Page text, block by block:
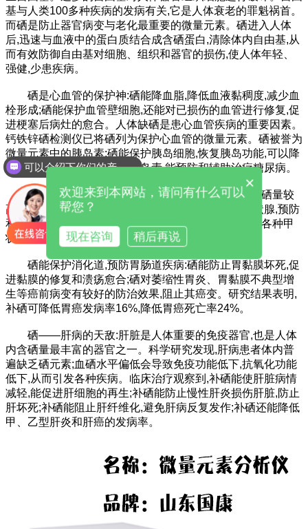
基与人类100多种疾病的发病有关,它是人体衰老的罪魁祸首。
而硒是防止器官病变与老化最重要的微量元素。硒进入人体
后,迅速与血液中的蛋白质结合成含硒蛋白,清除体内自由基,从
而有效防御自由基对细胞、组织和器官的损伤,使人体年轻、
强健,少患疾病。
硒是心血管的保护神:硒能降血脂,降低血液黏稠度,减少血
栓形成;硒能保护血管壁细胞,还能对已损伤的血管进行修复,促
进梗塞后病灶的愈合。人体缺硒是患心血管疾病的重要因素。
钙铁锌硒检测仪已将硒列为保护心血管的微量元素。硒被誉为
微量元素中的胰岛素:硒能保护胰岛细胞,恢复胰岛功能,可以降
血糖,被称为微量元素中的胰岛素,能预防和辅助治疗糖尿病。
硒能调节甲状腺激素的代谢平衡:人体甲状腺中含硒量较
高,足量的硒可以调节甲状腺激素的代谢平衡,保护甲状腺,预防
和控制甲状腺疾病。缺硒会造成甲状腺功能紊乱,引发各种甲
状腺疾病。
硒能保护消化道,预防胃肠道疾病:硒能防止胃黏膜坏死,促
进黏膜的修复和溃疡愈合;硒对萎缩性胃炎、胃黏膜不典型增
生等癌前病变有较好的防治效果,阻止其癌变。研究结果表明,
补硒可降低胃癌发病率16%,降低胃癌死亡率24%。
硒——肝病的天敌:肝脏是人体重要的免疫器官,也是人体
内含硒量最丰富的器官之一。科学研究发现,肝病患者体内普
遍缺乏硒元素;血硒水平偏低会导致免疫功能低下,抗氧化功能
低下,从而引发各种疾病。临床治疗观察到,补硒能使肝脏病情
减轻,能促进肝细胞的再生;补硒能防止慢性肝炎损伤肝脏,防止
肝坏死;补硒能阻止肝纤维化,避免肝病反复发作;补硒还能降低
甲、乙型肝炎和肝癌的发病率。
可以介绍下你们的产品么
×
欢迎来到本网站，请问有什么可以
帮您？
现在咨询 稍后再说